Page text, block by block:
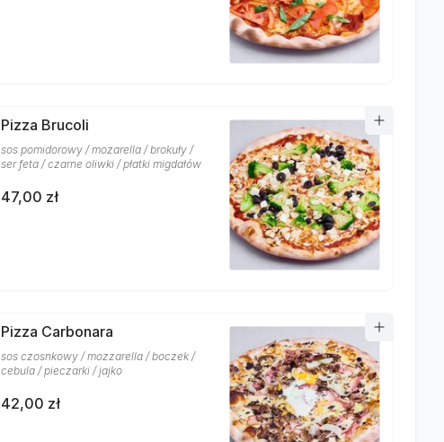
Pizza Brucoli
sos pomidorowy / mozarella / brokuły /
ser feta / czarne oliwki / płatki migdałów
47,00 zł
Pizza Carbonara
sos czosnkowy / mozzarella / boczek /
cebula / pieczarki / jajko
42,00 zł